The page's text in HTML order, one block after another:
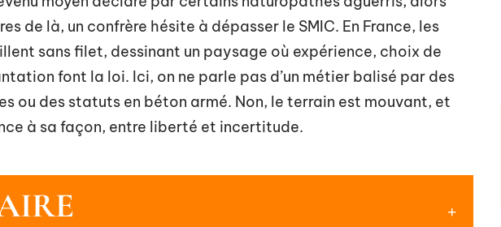
de là, un confrère hésite à dépasser le SMIC. En France, les
sans filet, dessinant un paysage où expérience, choix de
font la loi. Ici, on ne parle pas d’un métier balisé par des
ou des statuts en béton armé. Non, le terrain est mouvant, et
à sa façon, entre liberté et incertitude.